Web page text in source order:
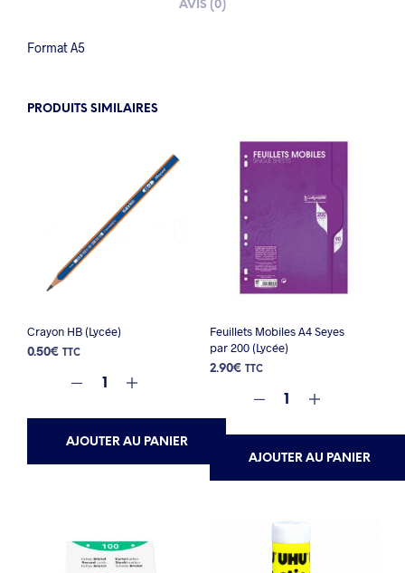
AVIS (0)
Format A5
PRODUITS SIMILAIRES
Crayon HB (Lycée)
0.50€ TTC
AJOUTER AU PANIER
Feuillets Mobiles A4 Seyes
par 200 (Lycée)
2.90€ TTC
AJOUTER AU PANIER